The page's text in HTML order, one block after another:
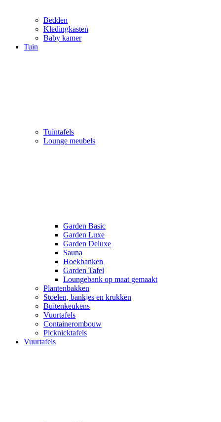
Bedden
Kledingkasten
Baby kamer
Tuin
Tuintafels
Lounge meubels
Garden Basic
Garden Luxe
Garden Deluxe
Sauna
Hoekbanken
Garden Tafel
Loungebank op maat gemaakt
Plantenbakken
Stoelen, bankjes en krukken
Buitenkeukens
Vuurtafels
Containerombouw
Picknicktafels
Vuurtafels